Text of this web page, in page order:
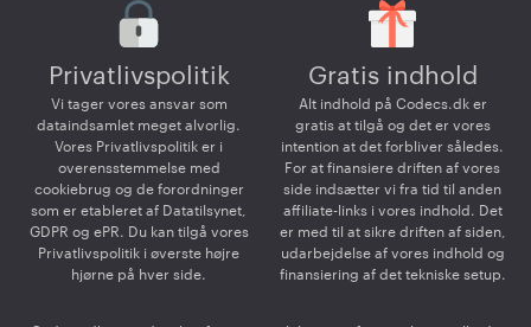
Privatlivspolitik
Vi tager vores ansvar som
dataindsamlet meget alvorlig.
Vores Privatlivspolitik er i
overensstemmelse med
cookiebrug og de forordninger
som er etableret af Datatilsynet,
GDPR og ePR. Du kan tilgå vores
Privatlivspolitik i øverste højre
hjørne på hver side.
Gratis indhold
Alt indhold på Codecs.dk er
gratis at tilgå og det er vores
intention at det forbliver således.
For at finansiere driften af vores
side indsætter vi fra tid til anden
affiliate-links i vores indhold. Det
er med til at sikre driften af siden,
udarbejdelse af vores indhold og
finansiering af det tekniske setup.